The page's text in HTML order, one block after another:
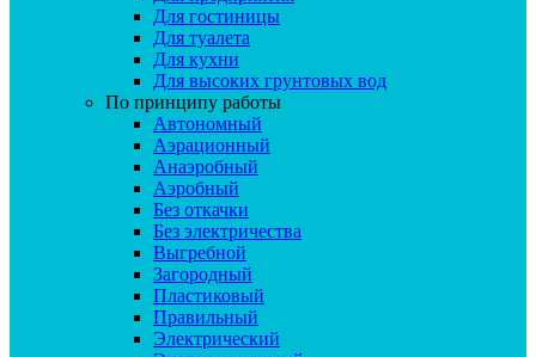
Для гостиницы
Для туалета
Для кухни
Для высоких грунтовых вод
По принципу работы
Автономный
Аэрационный
Анаэробный
Аэробный
Без откачки
Без электричества
Выгребной
Загородный
Пластиковый
Правильный
Электрический